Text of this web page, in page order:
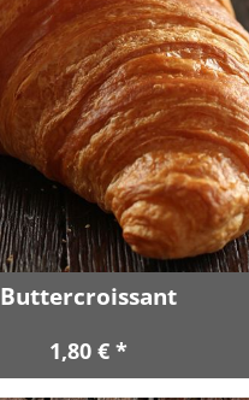
Buttercroissant
1,80 € *